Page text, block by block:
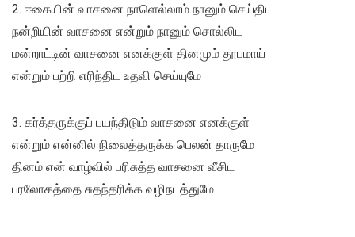
2. ஈகையின் வாசனை நாளெல்லாம் நானும் செய்திட
நன்றியின் வாசனை என்றும் நானும் சொல்லிட
மன்றாட்டின் வாசனை எனக்குள் தினமும் தூபமாய்
என்றும் பற்றி எரிந்திட உதவி செய்யுமே
3. கர்த்தருக்குப் பயந்திடும் வாசனை எனக்குள்
என்றும் என்னில் நிலைத்தருக்க பெலன் தாருமே
தினம் என் வாழ்வில் பரிசுத்த வாசனை வீசிட
பரலோகத்தை சுதந்தரிக்க வழிநடத்துமே